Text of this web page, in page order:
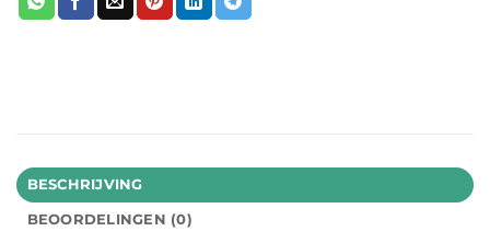
BESCHRIJVING
BEOORDELINGEN (0)